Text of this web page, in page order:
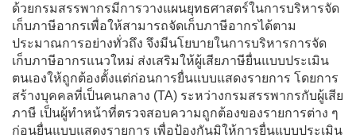
ด้วยกรมสรรพากรมีการวางแผนยุทธศาสตร์ในการบริหารจัด
เก็บภาษีอากรเพื่อให้สามารถจัดเก็บภาษีอากรได้ตาม
ประมาณการอย่างทั่วถึง จึงมีนโยบายในการบริหารการจัด
เก็บภาษีอากรแนวใหม่ ส่งเสริมให้ผู้เสียภาษียื่นแบบประเมิน
ตนเองให้ถูกต้องตั้งแต่ก่อนการยื่นแบบแสดงรายการ โดยการ
สร้างบุคคลที่เป็นคนกลาง (TA) ระหว่างกรมสรรพากรกับผู้เสีย
ภาษี เป็นผู้ทำหน้าที่ตรวจสอบความถูกต้องของรายการต่าง ๆ
ก่อนยื่นแบบแสดงรายการ เพื่อป้องกันมิให้การยื่นแบบประเมิน